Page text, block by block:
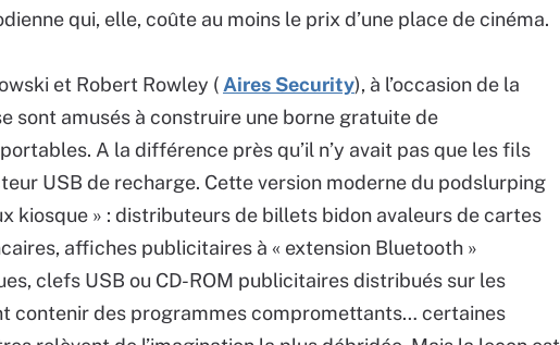
qui, elle, coûte au moins le prix d’une place de cinéma.
et Robert Rowley ( Aires Security), à l’occasion de la
sont amusés à construire une borne gratuite de
A la différence près qu’il n’y avait pas que les fils
USB de recharge. Cette version moderne du podslurping
kiosque » : distributeurs de billets bidon avaleurs de cartes
affiches publicitaires à « extension Bluetooth »
clefs USB ou CD-ROM publicitaires distribués sur les
contenir des programmes compromettants… certaines